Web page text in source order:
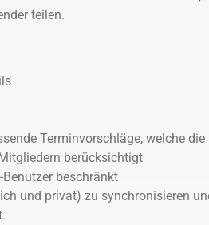
teilen.
Terminvorschläge, welche die
berücksichtigt
beschränkt
und privat) zu synchronisieren